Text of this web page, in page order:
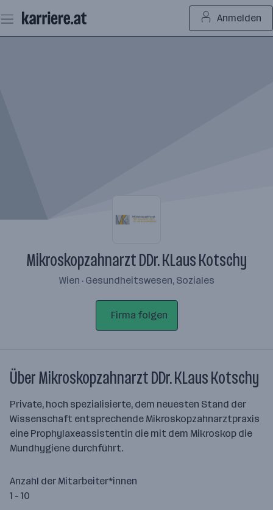
Seiteninhalt
springen
Anmelden
Mikroskopzahnarzt DDr. KLaus Kotschy
Wien · Gesundheitswesen, Soziales
Firma folgen
Über Mikroskopzahnarzt DDr. KLaus Kotschy
Private, hoch spezialisierte, dem neuesten Stand der
Wissenschaft entsprechende Mikroskopzahnarztpraxis
eine Prophylaxeassistentin die mit dem Mikroskop die
Mundhygiene durchführt.
Anzahl der Mitarbeiter*innen
1 - 10